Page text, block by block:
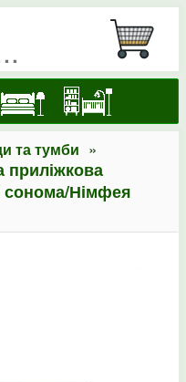
та тумби »
приліжкова
сонома/Німфея